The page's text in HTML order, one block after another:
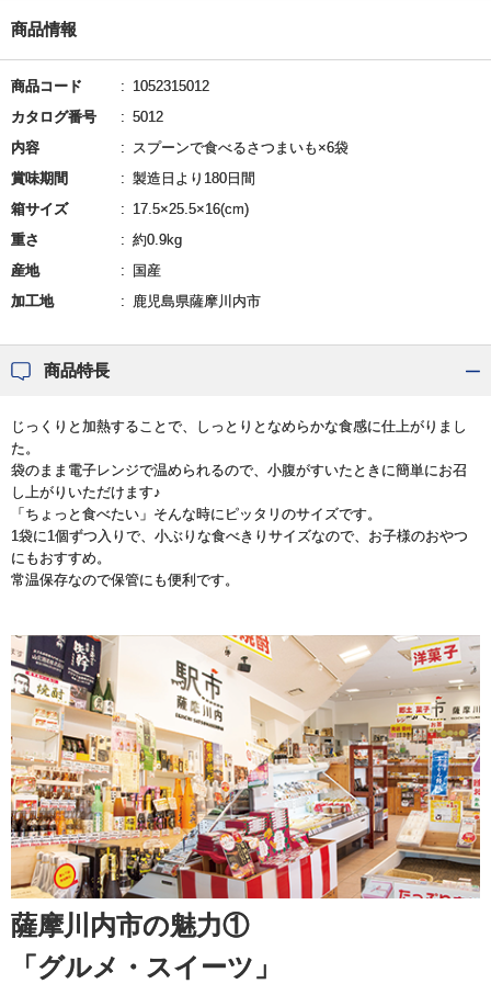
商品情報
商品コード
1052315012
カタログ番号
5012
内容
スプーンで食べるさつまいも×6袋
賞味期間
製造日より180日間
箱サイズ
17.5×25.5×16(cm)
重さ
約0.9kg
産地
国産
加工地
鹿児島県薩摩川内市
商品特長
じっくりと加熱することで、しっとりとなめらかな食感に仕上がりまし
た。
袋のまま電子レンジで温められるので、小腹がすいたときに簡単にお召
し上がりいただけます♪
「ちょっと食べたい」そんな時にピッタリのサイズです。
1袋に1個ずつ入りで、小ぶりな食べきりサイズなので、お子様のおやつ
にもおすすめ。
常温保存なので保管にも便利です。
薩摩川内市の魅力①
「グルメ・スイーツ」